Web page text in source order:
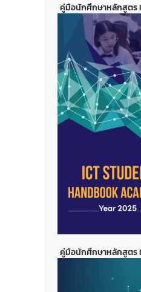
คู่มือนักศึกษาหลักสูตร
คู่มือนักศึกษาหลักสูตร